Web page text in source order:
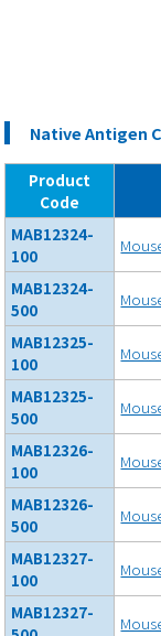
Native Antigen
Product
Code
MAB12324-
100
MAB12324-
500
MAB12325-
100
MAB12325-
500
MAB12326-
100
MAB12326-
500
MAB12327-
100
MAB12327-